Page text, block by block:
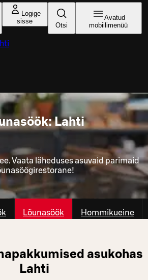
Logige
sisse
Otsi
Avatud
mobiilimenüü
Lahti
Vaata läheduses asuvaid parimaid
Lõunasöök Hommikueine
asukohas
Lahti